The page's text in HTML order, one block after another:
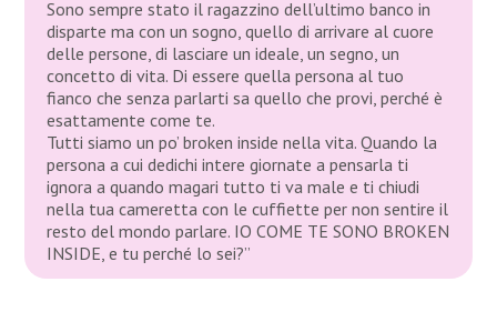
Sono sempre stato il ragazzino dell’ultimo banco in
disparte ma con un sogno, quello di arrivare al cuore
delle persone, di lasciare un ideale, un segno, un
concetto di vita. Di essere quella persona al tuo
fianco che senza parlarti sa quello che provi, perché è
esattamente come te.
Tutti siamo un po’ broken inside nella vita. Quando la
persona a cui dedichi intere giornate a pensarla ti
ignora a quando magari tutto ti va male e ti chiudi
nella tua cameretta con le cuffiette per non sentire il
resto del mondo parlare. IO COME TE SONO BROKEN
INSIDE, e tu perché lo sei?”